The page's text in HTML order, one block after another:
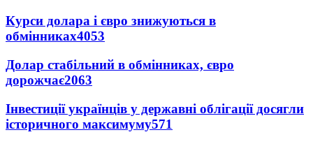
Курси долара і євро знижуються в
обмінниках4053
Долар стабільний в обмінниках, євро
дорожчає2063
Інвестиції українців у державні облігації досягли
історичного максимуму571